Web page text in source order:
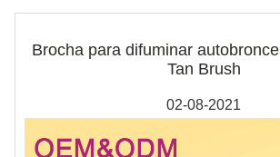
Brocha para difuminar
Tan Brush
02-08-2021